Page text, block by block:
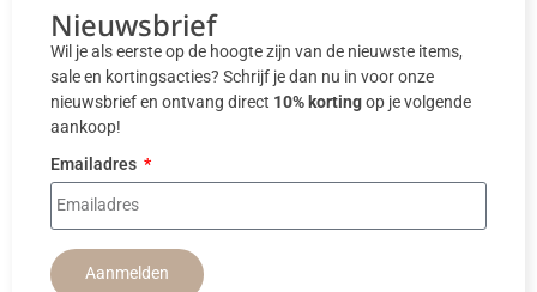
Nieuwsbrief
Wil je als eerste op de hoogte zijn van de nieuwste items,
sale en kortingsacties? Schrijf je dan nu in voor onze
nieuwsbrief en ontvang direct 10% kortingop je volgende
aankoop!
Emailadres
Aanmelden